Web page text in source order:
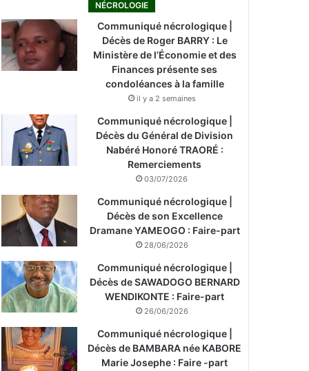
NÉCROLOGIE
Communiqué nécrologique |
Décès de Roger BARRY : Le
Ministère de l’Économie et des
Finances présente ses
condoléances à la famille
il y a 2 semaines
Communiqué nécrologique |
Décès du Général de Division
Nabéré Honoré TRAORÉ :
Remerciements
03/07/2026
Communiqué nécrologique |
Décès de son Excellence
Dramane YAMEOGO : Faire-part
28/06/2026
Communiqué nécrologique |
Décès de SAWADOGO BERNARD
WENDIKONTE : Faire-part
26/06/2026
Communiqué nécrologique |
Décès de BAMBARA née KABORE
Marie Josephe : Faire -part